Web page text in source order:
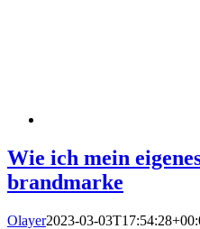
Wie ich mein
brandmarke
Olayer2023-03-